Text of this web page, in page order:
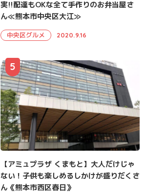
実!!配達もOKな全て手作りのお弁当屋さ
ん≪熊本市中央区大江≫
中央区グルメ 2020.9.16
【アミュプラザ くまもと】大人だけじゃ
ない！子供も楽しめるしかけが盛りだくさ
ん《熊本市西区春日》
5